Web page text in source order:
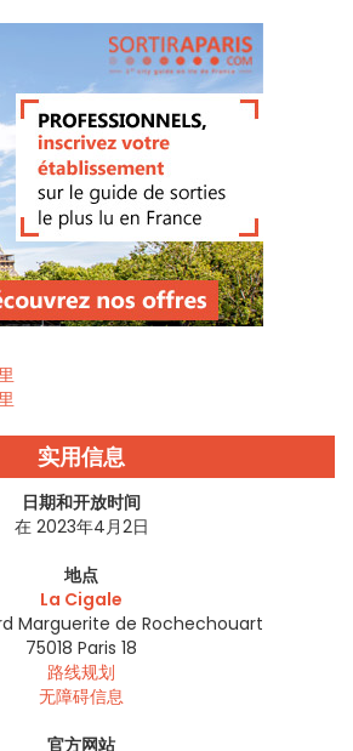
实用信息
日期和开放时间
在 2023年4月2日
地点
La Cigale
Marguerite de Rochechouart
75018 Paris 18
路线规划
无障碍信息
官方网站